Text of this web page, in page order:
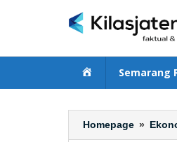
BerandaSemarang
Homepage »